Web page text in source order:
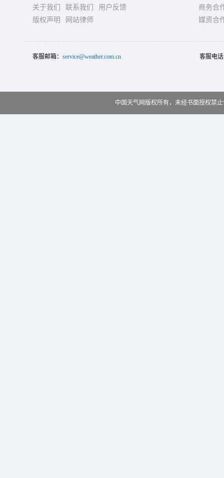
关于我们 联系我们
用户反馈
版权声明
网站律师
商务合
媒资合
客服邮箱： service@weather.com.cn 客服电
中国天气网版权所有，未经书面授权